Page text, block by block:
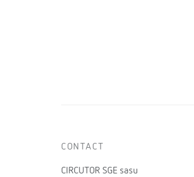
CONTACT
CIRCUTOR SGE sasu